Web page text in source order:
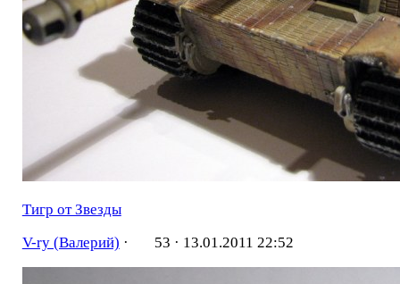
Тигр от Звезды
V-ry (Валерий) · 53 · 13.01.2011 22:52